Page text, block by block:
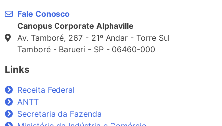
Fale Conosco
Canopus Corporate Alphaville
Av. Tamboré, 267 - 21º Andar - Torre Sul
Tamboré - Barueri - SP - 06460-000
Links
Receita Federal
ANTT
Secretaria da Fazenda